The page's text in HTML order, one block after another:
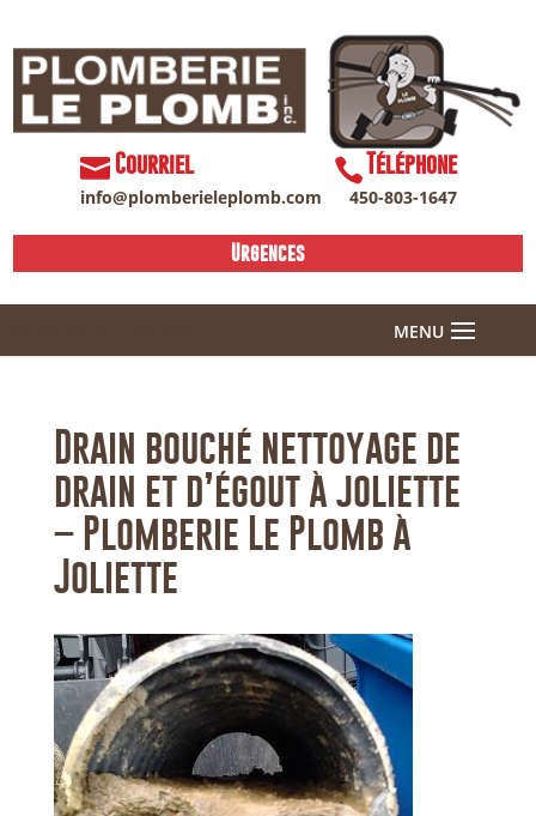
Téléphone
450-803-1647
Courriel
info@plomberieleplomb.com
Urgences
Drain bouché nettoyage de
drain et d’égout à joliette
– Plomberie Le Plomb à
Joliette